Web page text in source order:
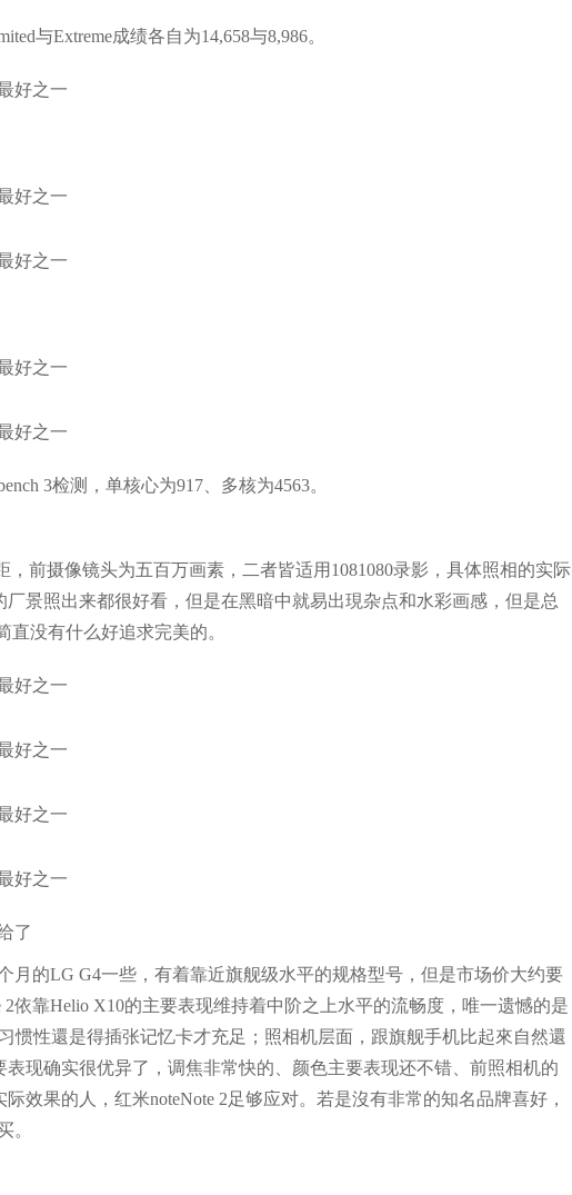
与Extreme成绩各自为14,658与8,986。
3检测，单核心为917、多核为4563。
，前摄像镜头为五百万画素，二者皆适用1081080录影，具体照相的实际
景照出来都很好看，但是在黑暗中就易出現杂点和水彩画感，但是总
没有什么好追求完美的。
了
月的LG G4一些，有着靠近旗舰级水平的规格型号，但是市场价大约要
依靠Helio X10的主要表现维持着中阶之上水平的流畅度，唯一遗憾的是
惯性還是得插张记忆卡才充足；照相机层面，跟旗舰手机比起來自然還
现确实很优异了，调焦非常快的、颜色主要表现还不错、前照相机的
效果的人，红米noteNote 2足够应对。若是沒有非常的知名品牌喜好，
。